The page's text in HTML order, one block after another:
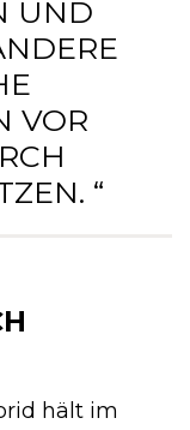
UND
VOR
“
hält im